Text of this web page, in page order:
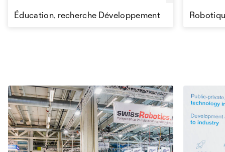
Éducation, recherche Développement